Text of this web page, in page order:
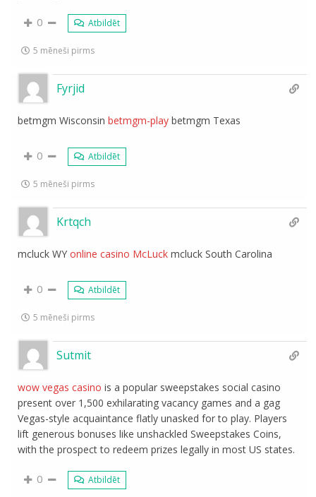
0 Atbildēt
5 mēneši pirms
Fyrjid
betmgm Wisconsinbetmgm-play betmgm Texas
0 Atbildēt
5 mēneši pirms
Krtqch
mcluck WYonline casino McLuck mcluck South Carolina
0 Atbildēt
5 mēneši pirms
Sutmit
wow vegas casino is a popular sweepstakes social casino
present over 1,500 exhilarating vacancy games and a gag
Vegas-style acquaintance flatly unasked for to play. Players
lift generous bonuses like unshackled Sweepstakes Coins,
with the prospect to redeem prizes legally in most US states.
0 Atbildēt